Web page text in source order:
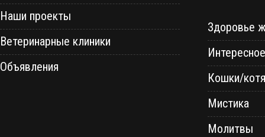
Наши проекты
Ветеринарные клиники
Объявления
Здоровье
Интересное
Кошки/
Мистика
Молитвы